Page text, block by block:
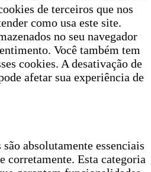
de terceiros que nos
como usa este site.
no seu navegador
Você também tem
cookies. A desativação de
afetar sua experiência de
absolutamente essenciais
corretamente. Esta categoria